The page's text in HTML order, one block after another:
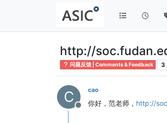
http://
问题反馈 | Comments & Feedback 3
C
Offline
cao
你好，范老师， http://